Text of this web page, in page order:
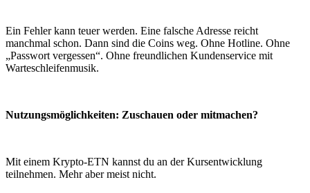
Ein Fehler kann teuer werden. Eine falsche Adresse reicht
manchmal schon. Dann sind die Coins weg. Ohne Hotline. Ohne
„Passwort vergessen“. Ohne freundlichen Kundenservice mit
Warteschleifenmusik.
Nutzungsmöglichkeiten: Zuschauen oder mitmachen?
Mit einem Krypto-ETN kannst du an der Kursentwicklung
teilnehmen. Mehr aber meist nicht.